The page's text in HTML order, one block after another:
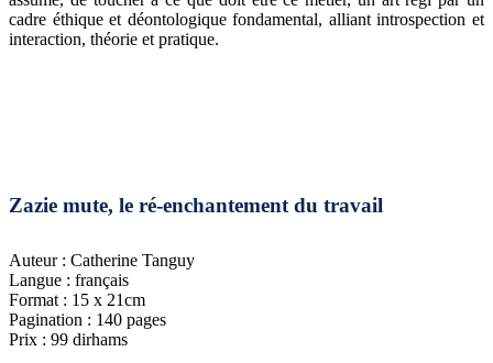
cadre éthique et déontologique fondamental, alliant introspection et
interaction, théorie et pratique.
Zazie mute, le ré-enchantement du travail
Auteur : Catherine Tanguy
Langue : français
Format : 15 x 21cm
Pagination : 140 pages
Prix : 99 dirhams